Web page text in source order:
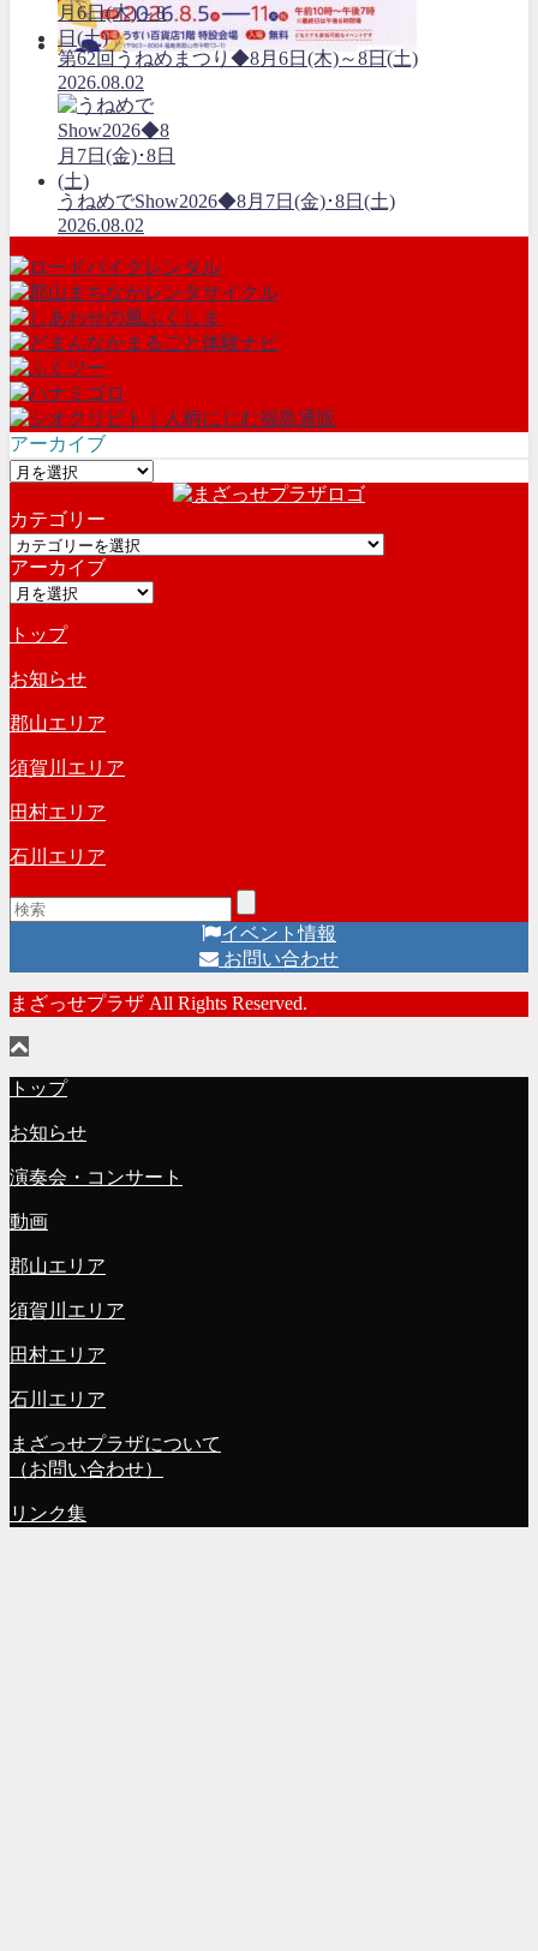
第62回うねめまつり◆8月6日(木)～8日(土)
2026.08.02
うねめでShow2026◆8月7日(金)･8日(土)
2026.08.02
アーカイブ
ア
カ
イ
ブ
カテゴリー
カ
テ
ゴ
ー
アーカイブ
ア
カ
イ
ブ
トップ
お知らせ
郡山エリア
須賀川エリア
田村エリア
石川エリア
イベント情報
お問い合わせ
まざっせプラザ All Rights Reserved.
トップ
お知らせ
演奏会・コンサート
動画
郡山エリア
須賀川エリア
田村エリア
石川エリア
まざっせプラザについて
（お問い合わせ）
リンク集